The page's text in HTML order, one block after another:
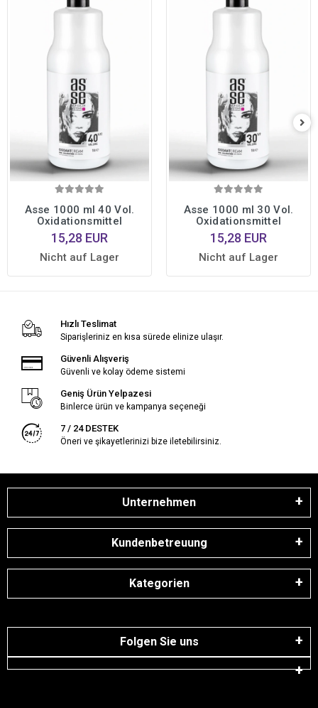
Asse 1000 ml 40 Vol.
Oxidationsmittel
15,28 EUR
Nicht auf Lager
Asse 1000 ml 30 Vol.
Oxidationsmittel
15,28 EUR
Nicht auf Lager
Hızlı Teslimat
Siparişleriniz en kısa sürede elinize ulaşır.
Güvenli Alışveriş
Güvenli ve kolay ödeme sistemi
Geniş Ürün Yelpazesi
Binlerce ürün ve kampanya seçeneği
7 / 24 DESTEK
Öneri ve şikayetlerinizi bize iletebilirsiniz.
Unternehmen
Kundenbetreuung
Kategorien
Folgen Sie uns